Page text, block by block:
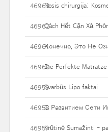
46963Nosis chirurgija:
46962Cách Hết Cặn Xà
46961Конечно, Это Не
46960Die Perfekte
46959Svarbūs Lipo faktai
46958С Развитием Сети
46957Krūtinė Sumažinti -